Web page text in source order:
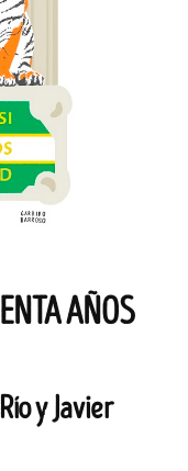
AÑOS
y Javier